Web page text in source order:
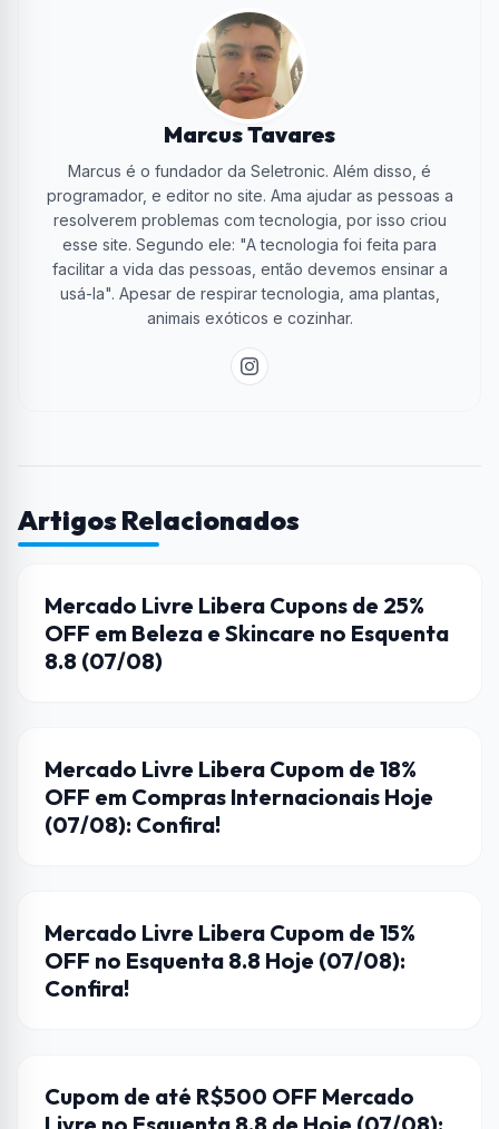
Marcus Tavares
Marcus é o fundador da Seletronic. Além disso, é
programador, e editor no site. Ama ajudar as pessoas a
resolverem problemas com tecnologia, por isso criou
esse site. Segundo ele: "A tecnologia foi feita para
facilitar a vida das pessoas, então devemos ensinar a
usá-la". Apesar de respirar tecnologia, ama plantas,
animais exóticos e cozinhar.
Artigos Relacionados
CUPONS DE DESCONTO
Mercado Livre Libera Cupons de 25%
OFF em Beleza e Skincare no Esquenta
8.8 (07/08)
CUPONS DE DESCONTO
Mercado Livre Libera Cupom de 18%
OFF em Compras Internacionais Hoje
(07/08): Confira!
CUPONS DE DESCONTO
Mercado Livre Libera Cupom de 15%
OFF no Esquenta 8.8 Hoje (07/08):
Confira!
CUPONS DE DESCONTO
Cupom de até R$500 OFF Mercado